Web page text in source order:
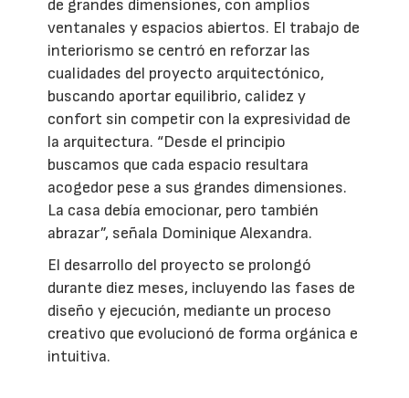
de grandes dimensiones, con amplios
ventanales y espacios abiertos. El trabajo de
interiorismo se centró en reforzar las
cualidades del proyecto arquitectónico,
buscando aportar equilibrio, calidez y
confort sin competir con la expresividad de
la arquitectura. “Desde el principio
buscamos que cada espacio resultara
acogedor pese a sus grandes dimensiones.
La casa debía emocionar, pero también
abrazar”, señala Dominique Alexandra.
El desarrollo del proyecto se prolongó
durante diez meses, incluyendo las fases de
diseño y ejecución, mediante un proceso
creativo que evolucionó de forma orgánica e
intuitiva.